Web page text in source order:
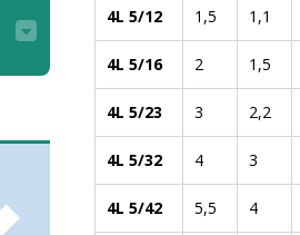
4L 5/12 1,5 1,1
4L 5/16 2 1,5
4L 5/23 3 2,2
4L 5/32 4 3
4L 5/42 5,5 4